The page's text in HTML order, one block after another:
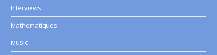
Interviews
Mathematiques
Music